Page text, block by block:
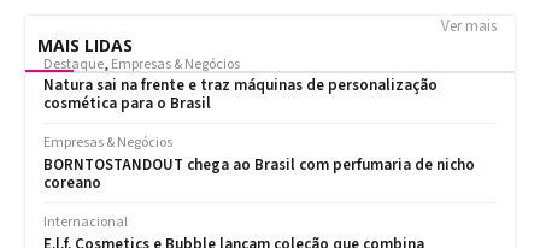
MAIS LIDAS
Ver mais